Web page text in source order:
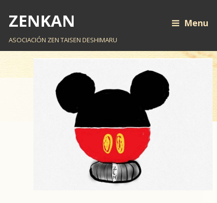
ZENKAN
ASOCIACIÓN ZEN TAISEN DESHIMARU
Menu